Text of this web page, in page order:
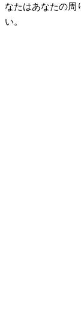
なたはあなたの周
い。